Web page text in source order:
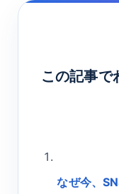
この記事で
なぜ今、